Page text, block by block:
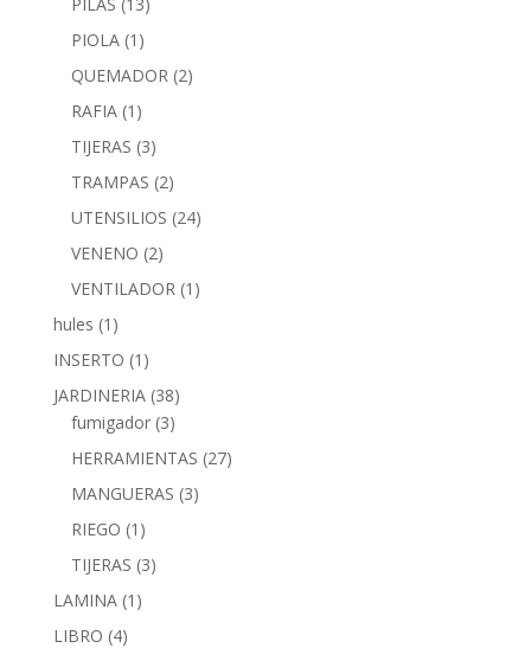
PIOLA (1)
QUEMADOR (2)
RAFIA (1)
TIJERAS (3)
TRAMPAS (2)
UTENSILIOS (24)
VENENO (2)
VENTILADOR (1)
hules (1)
INSERTO (1)
JARDINERIA (38)
fumigador (3)
HERRAMIENTAS (27)
MANGUERAS (3)
RIEGO (1)
TIJERAS (3)
LAMINA (1)
LIBRO (4)